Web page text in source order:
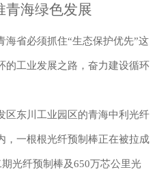
青海绿色发展
省必须抓住“生态保护优先”这
的工业发展之路，奋力建设循环
东川工业园区的青海中利光纤
，一根根光纤预制棒正在被拉成
光纤预制棒及650万芯公里光